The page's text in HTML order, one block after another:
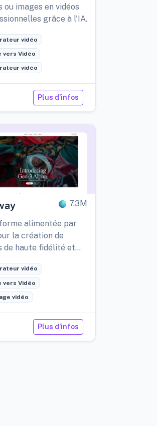
ou images en vidéos
grâce à l'IA.
vidéo
vers Vidéo
vidéo
Plus d'infos
7,3M
alimentée par
la création de
de haute fidélité et
vidéo
vers Vidéo
vidéo
Plus d'infos